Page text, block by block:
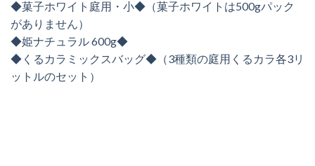
◆菓子ホワイト庭用・小◆（菓子ホワイトは500gパック
がありません）
◆姫ナチュラル 600g◆
◆くるカラミックスバッグ◆（3種類の庭用くるカラ各3リ
ットルのセット）